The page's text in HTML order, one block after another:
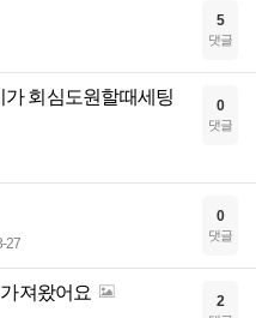
5
댓글
가 회심도원할때세팅 0
댓글
27
0
댓글
져왔어요 2